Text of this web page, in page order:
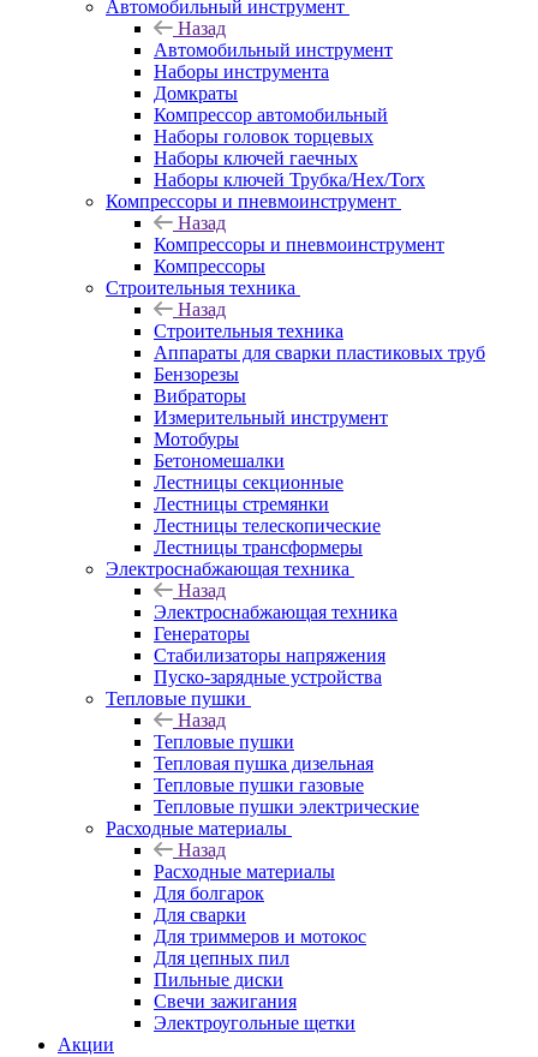
Автомобильный инструмент
Назад
Автомобильный инструмент
Наборы инструмента
Домкраты
Компрессор автомобильный
Наборы головок торцевых
Наборы ключей гаечных
Наборы ключей Трубка/Hex/Torx
Компрессоры и пневмоинструмент
Назад
Компрессоры и пневмоинструмент
Компрессоры
Строительныя техника
Назад
Строительныя техника
Аппараты для сварки пластиковых труб
Бензорезы
Вибраторы
Измерительный инструмент
Мотобуры
Бетономешалки
Лестницы секционные
Лестницы стремянки
Лестницы телескопические
Лестницы трансформеры
Электроснабжающая техника
Назад
Электроснабжающая техника
Генераторы
Стабилизаторы напряжения
Пуско-зарядные устройства
Тепловые пушки
Назад
Тепловые пушки
Тепловая пушка дизельная
Тепловые пушки газовые
Тепловые пушки электрические
Расходные материалы
Назад
Расходные материалы
Для болгарок
Для сварки
Для триммеров и мотокос
Для цепных пил
Пильные диски
Свечи зажигания
Электроугольные щетки
Акции